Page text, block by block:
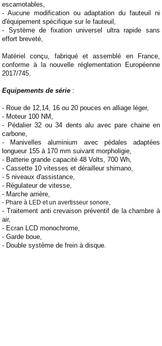
escamotables,
- Aucune modification ou adaptation du fauteuil ni
d'équipement spécifique sur le fauteuil,
- Système de fixation universel ultra rapide sans
effort breveté,
Matériel conçu, fabriqué et assemblé en France,
conforme à la nouvelle réglementation Européenne
2017/745.
Equipements de série :
- Roue de 12,14, 16 ou 20 pouces en alliage léger,
- Moteur 100 NM,
- Pédalier 32 ou 34 dents alu avec pare chaine en
carbone,
- Manivelles aluminium avec pédales adaptées
longueur 155 à 170 mm suivant morpholigie,
- Batterie grande capacité 48 Volts, 700 Wh,
- Cassette 10 vitesses et dérailleur shimano,
- 5 niveaux d'assistance,
- Régulateur de vitesse,
- Marche arrière,
- Phare à LED et un avertisseur sonore,
- Traitement anti crevaison préventif de la chambre à
air,
- Ecran LCD monochrome,
- Garde boue,
- Double système de frein à disque.